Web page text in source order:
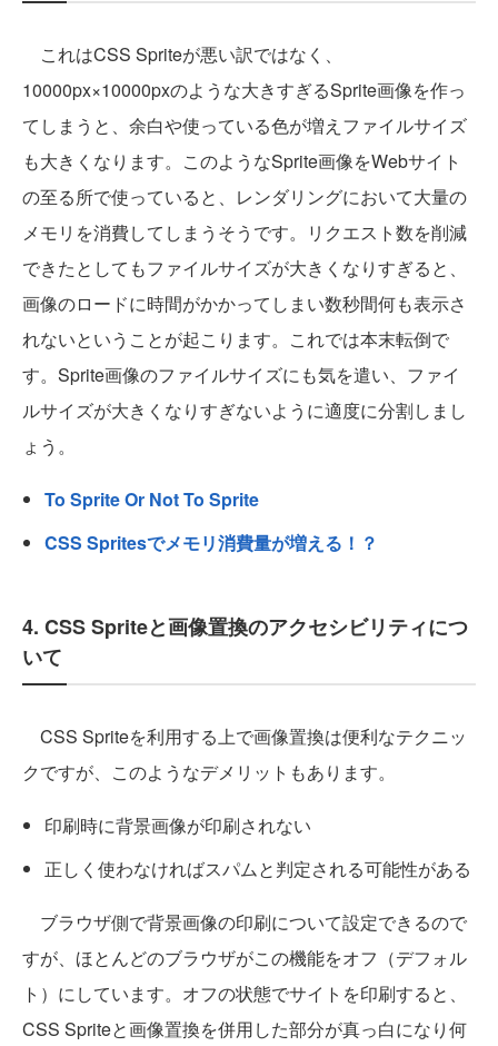
これはCSS Spriteが悪い訳ではなく、
10000px×10000pxのような大きすぎるSprite画像を作っ
てしまうと、余白や使っている色が増えファイルサイズ
も大きくなります。このようなSprite画像をWebサイト
の至る所で使っていると、レンダリングにおいて大量の
メモリを消費してしまうそうです。リクエスト数を削減
できたとしてもファイルサイズが大きくなりすぎると、
画像のロードに時間がかかってしまい数秒間何も表示さ
れないということが起こります。これでは本末転倒で
す。Sprite画像のファイルサイズにも気を遣い、ファイ
ルサイズが大きくなりすぎないように適度に分割しまし
ょう。
To Sprite Or Not To Sprite
CSS Spritesでメモリ消費量が増える！？
4. CSS Spriteと画像置換のアクセシビリティにつ
いて
CSS Spriteを利用する上で画像置換は便利なテクニッ
クですが、このようなデメリットもあります。
印刷時に背景画像が印刷されない
正しく使わなければスパムと判定される可能性がある
ブラウザ側で背景画像の印刷について設定できるので
すが、ほとんどのブラウザがこの機能をオフ（デフォル
ト）にしています。オフの状態でサイトを印刷すると、
CSS Spriteと画像置換を併用した部分が真っ白になり何